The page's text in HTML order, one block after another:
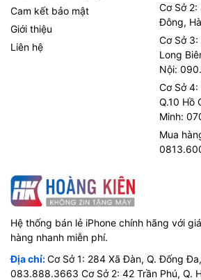
Cam kết bảo mật
Giới thiệu
Liên hệ
Cơ Sở 2:
Đông,
Cơ Sở 3:
Long
Nội:
Cơ Sở
Q.10 Hồ
Minh:
Mua
Hệ thống bán lẻ iPhone chính hãng với
hàng nhanh miễn phí.
Địa chỉ:Cơ Sở 1: 284 Xã Đàn, Q. Đống
083.888.3663 Cơ Sở 2: 42 Trần Phú, Q.